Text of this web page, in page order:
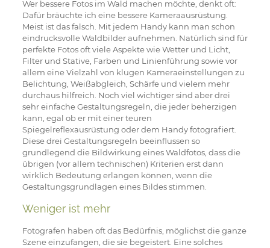
Wer bessere Fotos im Wald machen möchte, denkt oft:
Dafür bräuchte ich eine bessere Kameraausrüstung.
Meist ist das falsch. Mit jedem Handy kann man schon
eindrucksvolle Waldbilder aufnehmen. Natürlich sind für
perfekte Fotos oft viele Aspekte wie Wetter und Licht,
Filter und Stative, Farben und Linienführung sowie vor
allem eine Vielzahl von klugen Kameraeinstellungen zu
Belichtung, Weißabgleich, Schärfe und vielem mehr
durchaus hilfreich. Noch viel wichtiger sind aber drei
sehr einfache Gestaltungsregeln, die jeder beherzigen
kann, egal ob er mit einer teuren
Spiegelreflexausrüstung oder dem Handy fotografiert.
Diese drei Gestaltungsregeln beeinflussen so
grundlegend die Bildwirkung eines Waldfotos, dass die
übrigen (vor allem technischen) Kriterien erst dann
wirklich Bedeutung erlangen können, wenn die
Gestaltungsgrundlagen eines Bildes stimmen.
Weniger ist mehr
Fotografen haben oft das Bedürfnis, möglichst die ganze
Szene einzufangen, die sie begeistert. Eine solches